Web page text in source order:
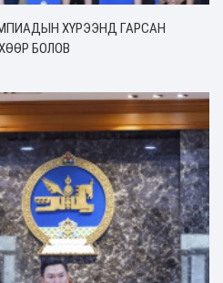
ХҮРЭЭНД ГАРСАН
БОЛОВ